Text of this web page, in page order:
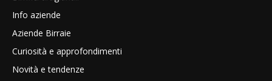
Info aziende
Aziende Birraie
Curiosità e approfondimenti
Novità e tendenze